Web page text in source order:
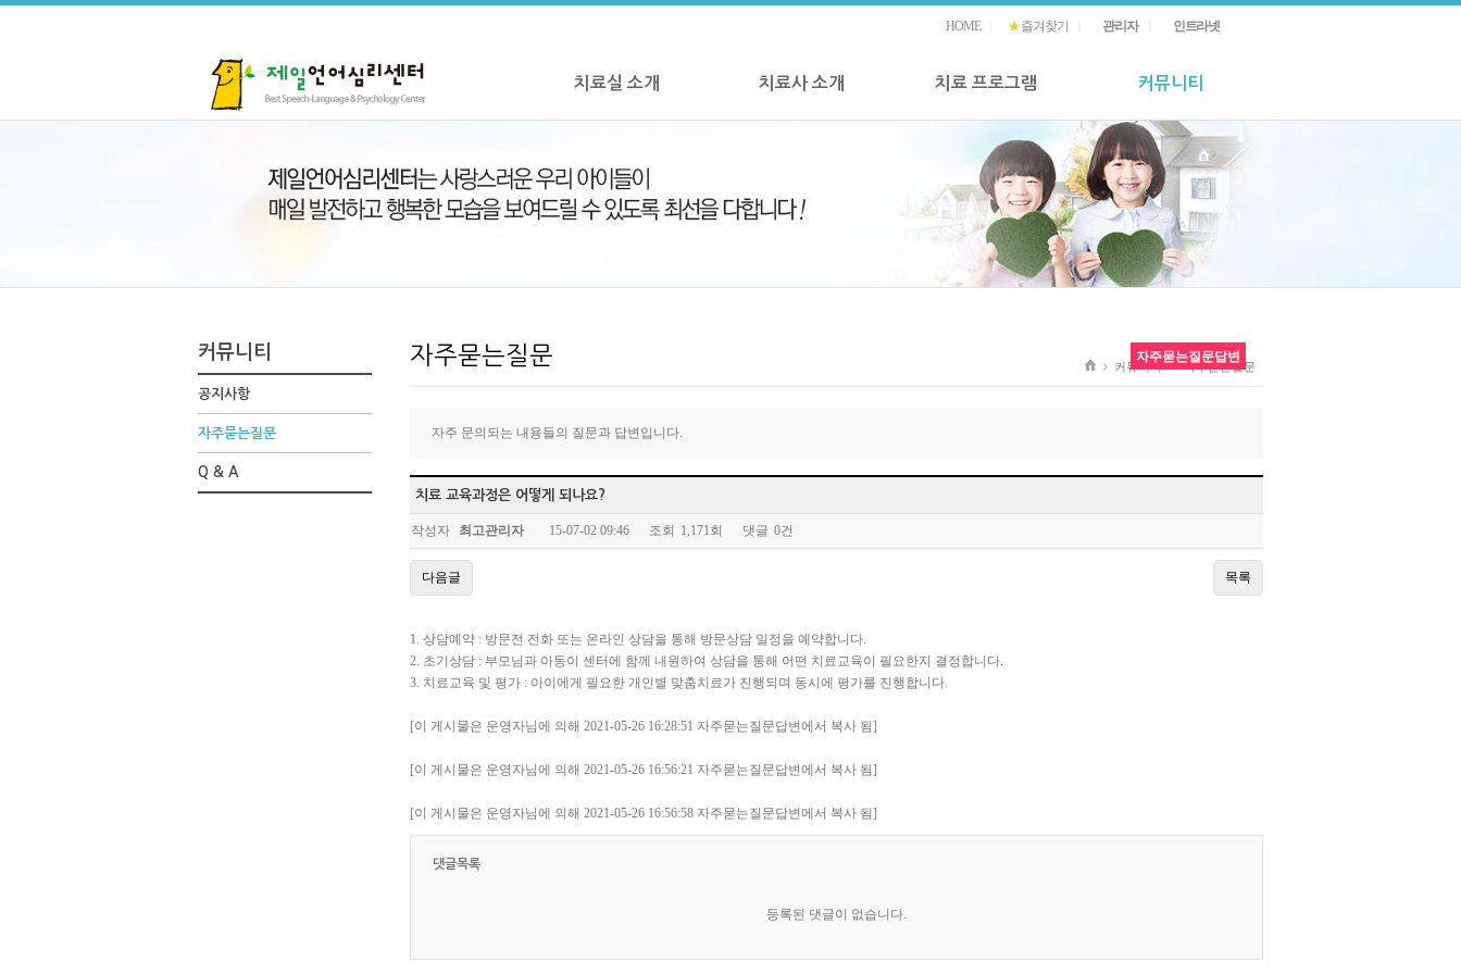
HOME ★즐겨찾기 관리자 인트라넷
치료실 소개 치료사 소개 치료 프로그램 커뮤니티
커뮤니티
공지사항
자주묻는질문
Q & A
자주묻는질문 커뮤니티 자주묻는질문
자주 문의되는 내용들의 질문과 답변입니다.
자주묻는질문답변
치료 교육과정은 어떻게 되나요?
작성자 최고관리자 15-07-02 09:46 조회 1,171회 댓글 0건
다음글 목록
1. 상담예약 : 방문전 전화 또는 온라인 상담을 통해 방문상담 일정을 예약합니다.
2. 초기상담 : 부모님과 아동이 센터에 함께 내원하여 상담을 통해 어떤 치료교육이 필요한지 결정합니다.
3. 치료교육 및 평가 : 아이에게 필요한 개인별 맞춤치료가 진행되며 동시에 평가를 진행합니다.
[이 게시물은 운영자님에 의해 2021-05-26 16:28:51 자주묻는질문답변에서 복사 됨]
[이 게시물은 운영자님에 의해 2021-05-26 16:56:21 자주묻는질문답변에서 복사 됨]
[이 게시물은 운영자님에 의해 2021-05-26 16:56:58 자주묻는질문답변에서 복사 됨]
댓글목록
등록된 댓글이 없습니다.